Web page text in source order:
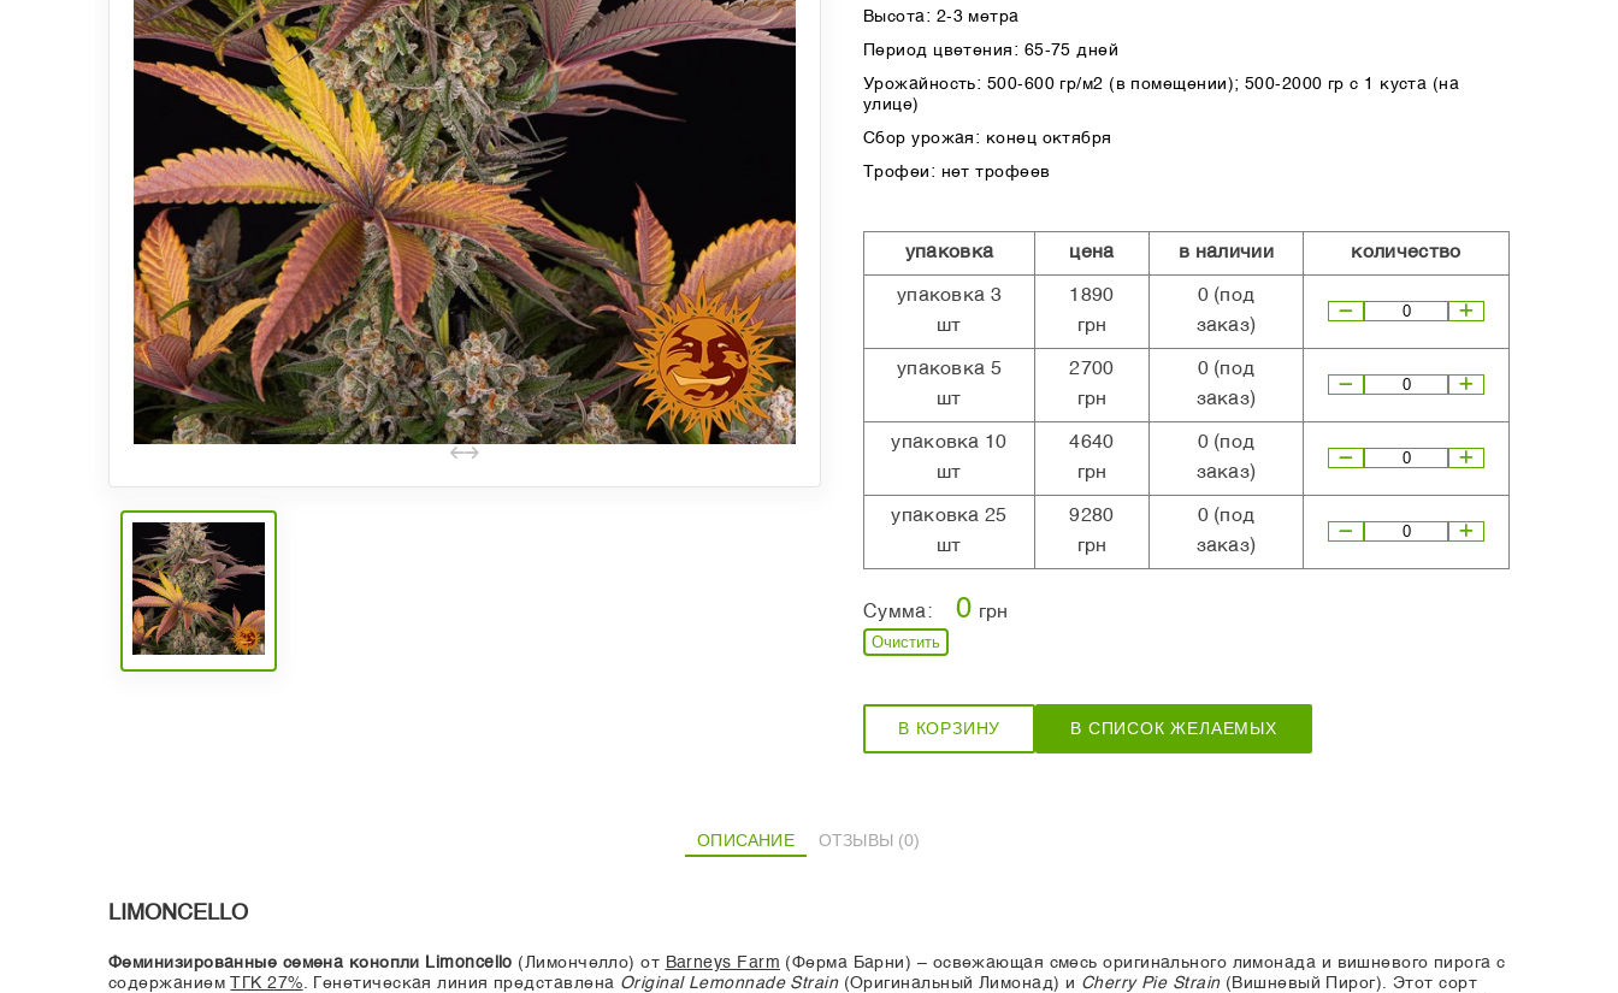
Высота: 2-3 метра
Период цветения: 65-75 дней
Урожайность: 500-600 гр/м2 (в помещении); 500-2000 гр с 1 куста (на
улице)
Сбор урожая: конец октября
Трофеи: нет трофеев
упаковка цена в наличии количество
упаковка 3
шт
1890
грн
0(под
заказ)
упаковка 5
шт
2700
грн
0(под
заказ)
упаковка 10
шт
4640
грн
0(под
заказ)
упаковка 25
шт
9280
грн
0(под
заказ)
Сумма: 0 грн
Очистить
В КОРЗИНУ В СПИСОК ЖЕЛАЕМЫХ
ОПИСАНИЕ ОТЗЫВЫ (0)
LIMONCELLO
Феминизированные семена конопли Limoncello (Лимончелло) от Barneys Farm (Ферма Барни) – освежающая смесь оригинального лимонада и вишневого пирога с
содержаниемТГК 27%. Генетическая линия представлена Original Lemonnade Strain(Оригинальный Лимонад) и Cherry Pie Strain(Вишневый Пирог). Этот сорт